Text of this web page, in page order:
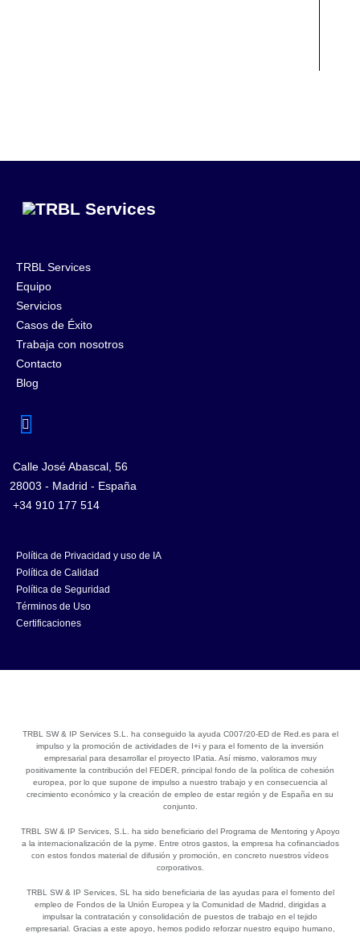
TRBL Services
Equipo
Servicios
Casos de Éxito
Trabaja con nosotros
Contacto
Blog
Calle José Abascal, 56
28003 - Madrid - España
+34 910 177 514
Política de Privacidad y uso de IA
Política de Calidad
Política de Seguridad
Términos de Uso
Certificaciones
TRBL SW & IP Services S.L. ha conseguido la ayuda C007/20-ED de Red.es para el
impulso y la promoción de actividades de I+i y para el fomento de la inversión
empresarial para desarrollar el proyecto IPatia. Así mismo, valoramos muy
positivamente la contribución del FEDER, principal fondo de la política de cohesión
europea, por lo que supone de impulso a nuestro trabajo y en consecuencia al
crecimiento económico y la creación de empleo de estar región y de España en su
conjunto.
TRBL SW & IP Services, S.L. ha sido beneficiario del Programa de Mentoring y Apoyo
a la internacionalización de la pyme. Entre otros gastos, la empresa ha cofinanciados
con estos fondos material de difusión y promoción, en concreto nuestros vídeos
corporativos.
TRBL SW & IP Services, SL ha sido beneficiaria de las ayudas para el fomento del
empleo de Fondos de la Unión Europea y la Comunidad de Madrid, dirigidas a
impulsar la contratación y consolidación de puestos de trabajo en el tejido
empresarial. Gracias a este apoyo, hemos podido reforzar nuestro equipo humano,